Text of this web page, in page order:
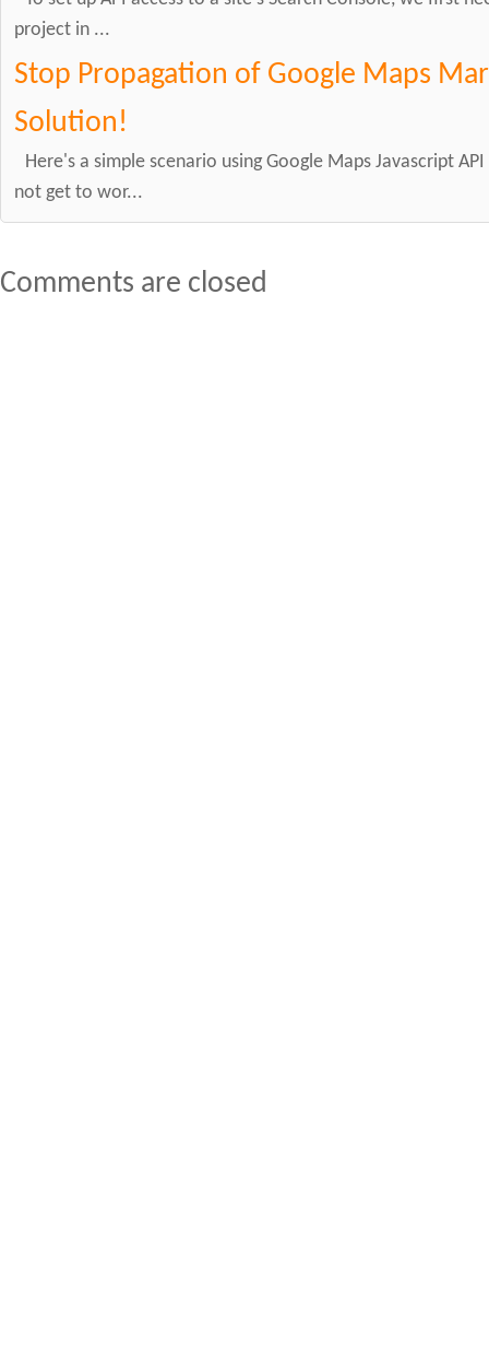
project in ...
Stop Propagation of Google Maps
Solution!
Here's a simple scenario using Google Maps Javascript
not get to wor...
Comments are closed